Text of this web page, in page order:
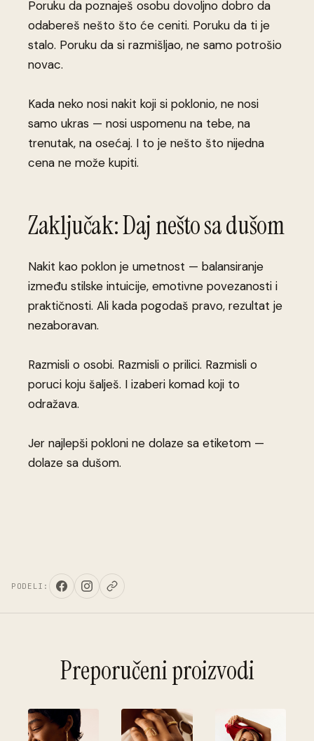
Poruku da poznaješ osobu dovoljno dobro da
odabereš nešto što će ceniti. Poruku da ti je
stalo. Poruku da si razmišljao, ne samo potrošio
novac.
Kada neko nosi nakit koji si poklonio, ne nosi
samo ukras — nosi uspomenu na tebe, na
trenutak, na osećaj. I to je nešto što nijedna
cena ne može kupiti.
Zaključak: Daj nešto sa dušom
Nakit kao poklon je umetnost — balansiranje
između stilske intuicije, emotivne povezanosti i
praktičnosti. Ali kada pogodaš pravo, rezultat je
nezaboravan.
Razmisli o osobi. Razmisli o prilici. Razmisli o
poruci koju šalješ. I izaberi komad koji to
odražava.
Jer najlepši pokloni ne dolaze sa etiketom —
dolaze sa dušom.
PODELI:
Preporučeni proizvodi